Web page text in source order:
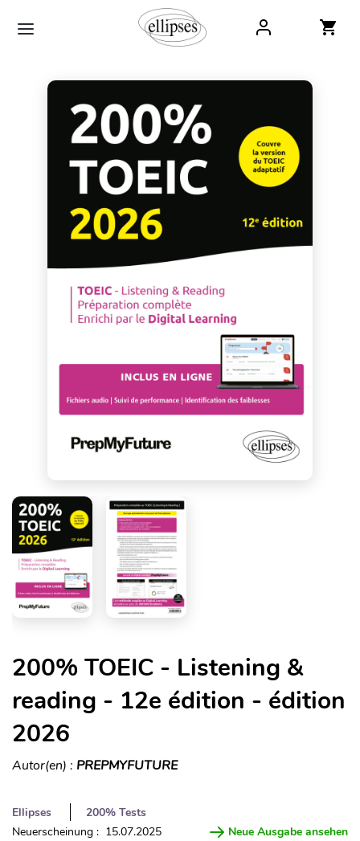
200% TOEIC - Listening &
reading - 12e édition - édition
2026
Autor(en) : PREPMYFUTURE
Ellipses
200% Tests
Neuerscheinung : 15.07.2025
Neue Ausgabe ansehen